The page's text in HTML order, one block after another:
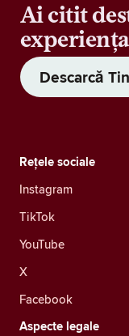
Ai citit
Descarcă
Rețele sociale
Instagram
TikTok
YouTube
X
Facebook
Aspecte legale